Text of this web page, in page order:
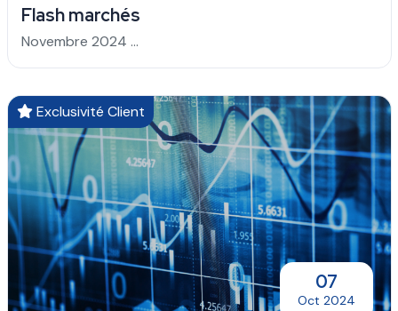
Flash marchés
Novembre 2024 ...
Exclusivité Client
07
Oct 2024